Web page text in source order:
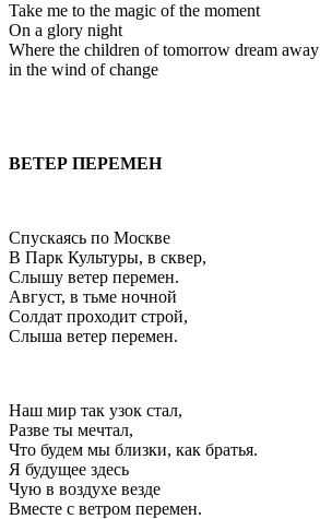
Take me to the magic of the moment
On a glory night
Where the children of tomorrow dream away
in the wind of change
ВЕТЕР ПЕРЕМЕН
Спускаясь по Москве
В Парк Культуры, в сквер,
Слышу ветер перемен.
Август, в тьме ночной
Солдат проходит строй,
Слыша ветер перемен.
Наш мир так узок стал,
Разве ты мечтал,
Что будем мы близки, как братья.
Я будущее здесь
Чую в воздухе везде
Вместе с ветром перемен.